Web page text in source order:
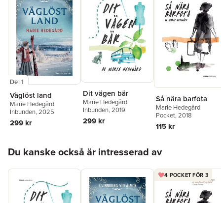
Del 1
Väglöst land
Marie Hedegård
Inbunden, 2025
299 kr
Dit vägen bär
Marie Hedegård
Inbunden, 2019
299 kr
Så nära barfota
Marie Hedegård
Pocket, 2018
115 kr
Du kanske också är intresserad av
4 POCKET FÖR 3